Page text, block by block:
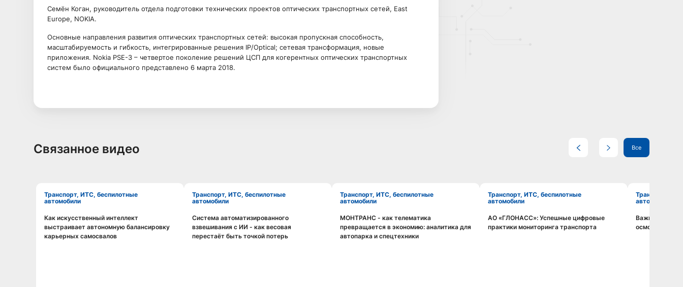
Семён Коган, руководитель отдела подготовки технических проектов оптических транспортных сетей, East
Europe, NOKIA.
Основные направления развития оптических транспортных сетей: высокая пропускная способность,
масштабируемость и гибкость, интегрированные решения IP/Optical; сетевая трансформация, новые
приложения. Nokia PSE-3 – четвертое поколение решений ЦСП для когерентных оптических транспортных
систем было официального представлено 6 марта 2018.
Связанное видео Все
Транспорт, ИТС, беспилотные
автомобили
Смотреть видео
Как искусственный интеллект
выстраивает автономную балансировку
карьерных самосвалов
Транспорт, ИТС, беспилотные
автомобили
Смотреть видео
Система автоматизированного
взвешивания с ИИ - как весовая
перестаёт быть точкой потерь
Транспорт, ИТС, беспилотные
автомобили
Смотреть видео
МОНТРАНС - как телематика
превращается в экономию: аналитика для
автопарка и спецтехники
Транспорт, ИТС, беспилотные
автомобили
Смотреть видео
АО «ГЛОНАСС»: Успешные цифровые
практики мониторинга транспорта
Транспорт, ИТС, беспилотные
автомобили
Важность
осмотров для